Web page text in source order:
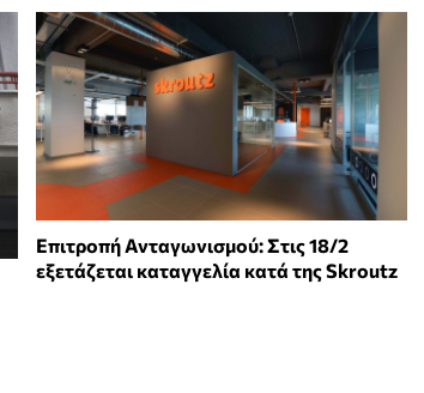
Επιτροπή Ανταγωνισμού: Στις 18/2
εξετάζεται καταγγελία κατά της Skroutz